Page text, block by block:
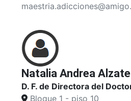
Natalia Andrea
D. F. de Directora del
Bloque 1 - piso 10